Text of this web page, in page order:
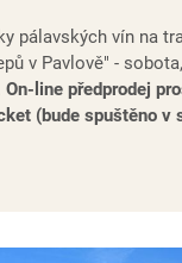
pálavských vín na
v Pavlově" -
On-line předprodej
(bude spuštěno v